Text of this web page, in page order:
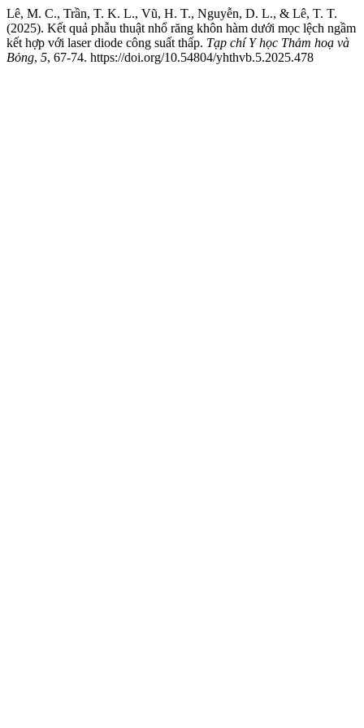
Lê, M. C., Trần, T. K. L., Vũ, H. T., Nguyễn, D. L., & Lê, T. T.
(2025). Kết quả phẫu thuật nhổ răng khôn hàm dưới mọc lệch ngầm
kết hợp với laser diode công suất thấp. Tạp chí Y học Thảm hoạ và
Bỏng, 5, 67-74. https://doi.org/10.54804/yhthvb.5.2025.478